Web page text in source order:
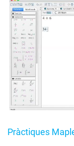
Pràctiques